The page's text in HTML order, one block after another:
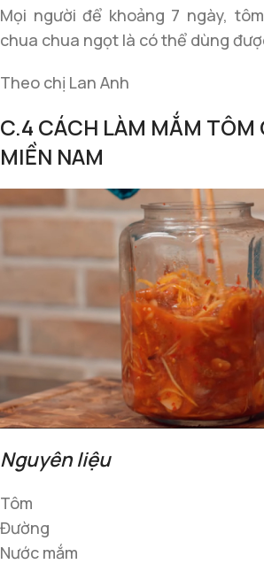
Mọi người để khoảng 7 ngày,
chua chua ngọt là có thể dùng
Theo chị Lan Anh
C.4 CÁCH LÀM MẮM TÔM
MIỀN NAM
Nguyên liệu
Tôm
Đường
Nước mắm